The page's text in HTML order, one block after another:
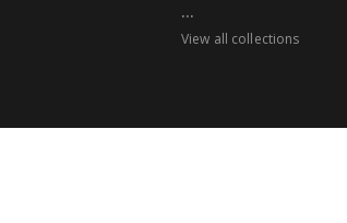
...
View all collections